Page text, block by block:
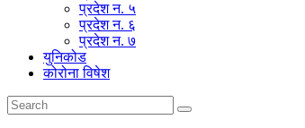
प्रदेश न. ५
प्रदेश न. ६
प्रदेश न. ७
युनिकोड
कोरोना विषेश